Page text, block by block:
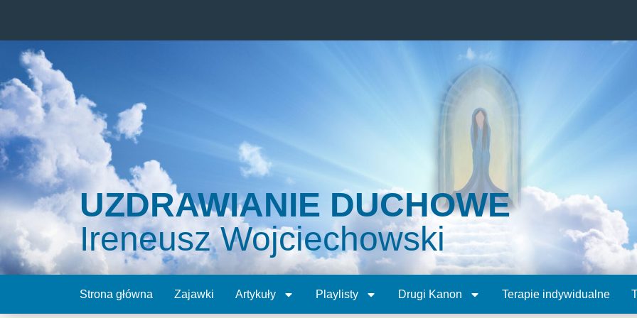
UZDRAWIANIE DUCHOWE
Ireneusz Wojciechowski
Strona główna Zajawki Artykuły Playlisty Drugi Kanon Terapie indywidualne